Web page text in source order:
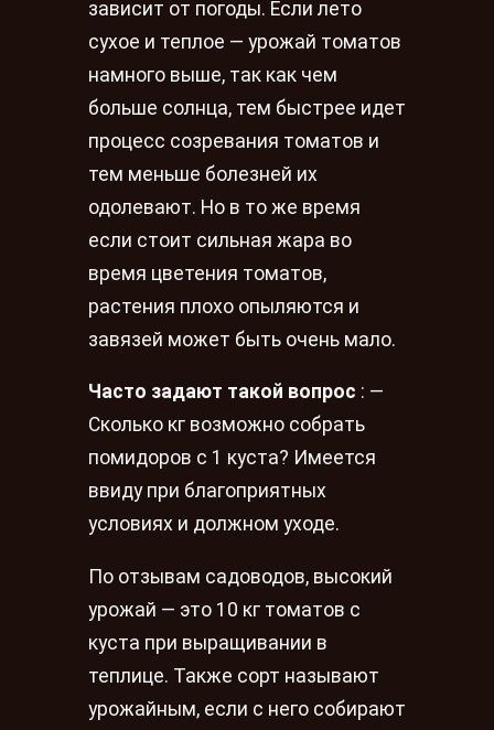
зависит от погоды. Если лето
сухое и теплое — урожай томатов
намного выше, так как чем
больше солнца, тем быстрее идет
процесс созревания томатов и
тем меньше болезней их
одолевают. Но в то же время
если стоит сильная жара во
время цветения томатов,
растения плохо опыляются и
завязей может быть очень мало.
Часто задают такой вопрос : —
Сколько кг возможно собрать
помидоров с 1 куста? Имеется
ввиду при благоприятных
условиях и должном уходе.
По отзывам садоводов, высокий
урожай — это 10 кг томатов с
куста при выращивании в
теплице. Также сорт называют
урожайным, если с него собирают